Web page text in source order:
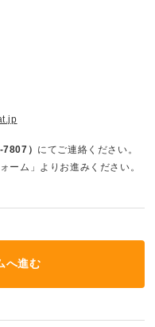
） にてご連絡ください。
ーム」よりお進みください。
へ進む